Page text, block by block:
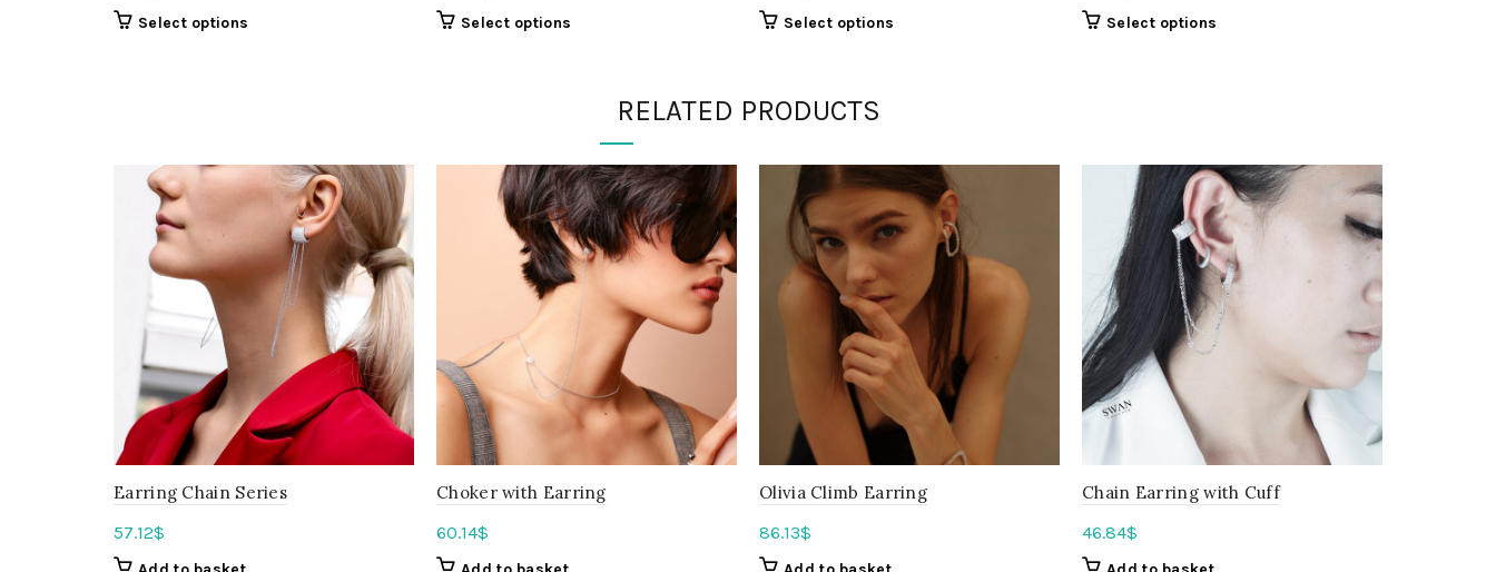
Select options Select options Select options Select options
RELATED PRODUCTS
Earring Chain Series
57.12$
Choker with Earring
60.14$
Olivia Climb Earring
86.13$
Chain Earring with Cuff
46.84$